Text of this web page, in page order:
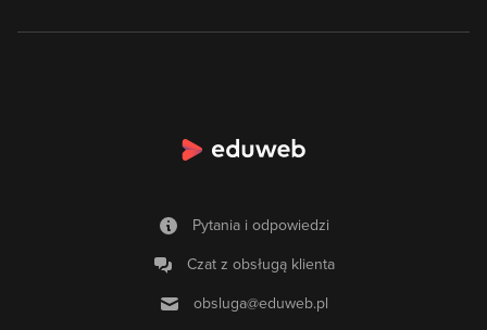
Pytania i odpowiedzi
Czat z obsługą klienta
obsluga@eduweb.pl